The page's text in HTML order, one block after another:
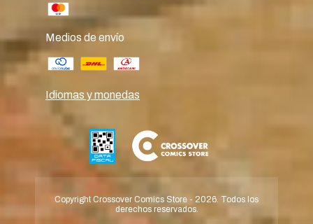
Medios de envío
Idiomas y monedas
Copyright Crossover Comics Store - 2026. Todos los
derechos reservados.